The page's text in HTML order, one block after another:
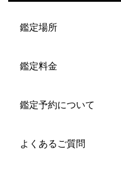
鑑定場所
鑑定料金
鑑定予約について
よくあるご質問